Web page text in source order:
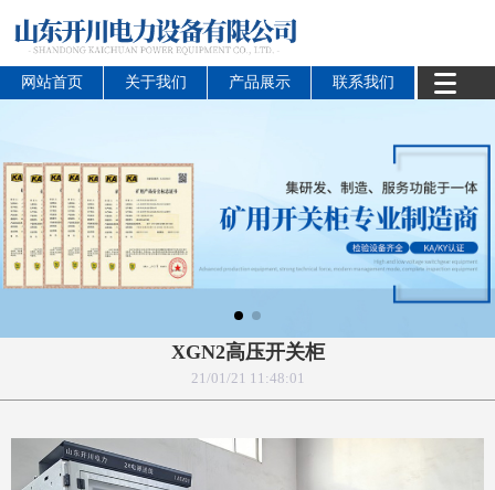
网站首页 关于我们 产品展示 联系我们
XGN2高压开关柜
21/01/21 11:48:01